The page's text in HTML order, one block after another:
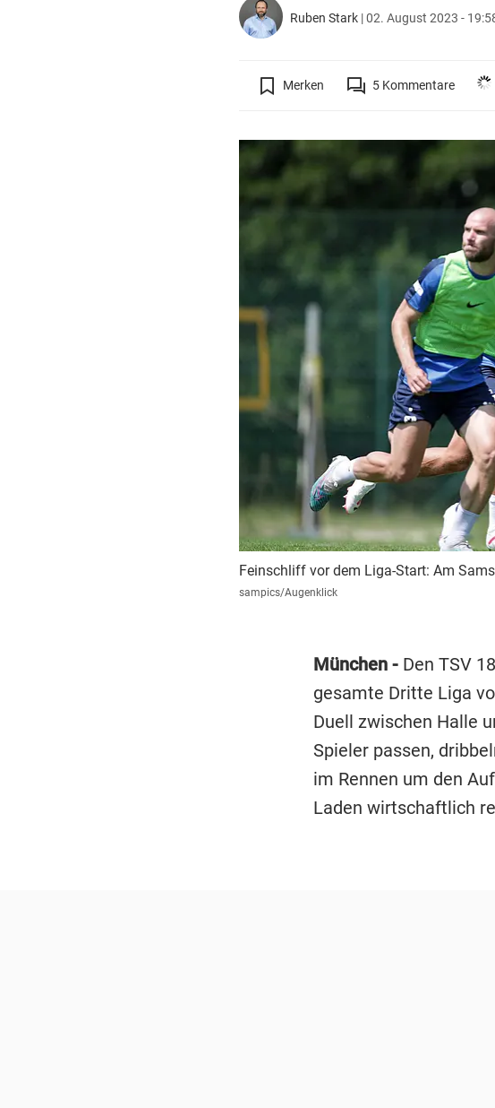
Ruben Stark |02. August 2023 -
Merken 5Kommentare
Feinschliff vor dem Liga-Start: Am
sampics/Augenklick
München -Den TSV
gesamte Dritte Liga
Duell zwischen Halle
Spieler passen,
im Rennen um den
Laden wirtschaftlich